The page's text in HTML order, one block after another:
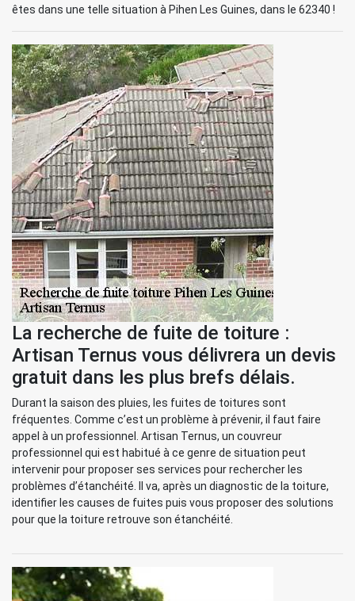
êtes dans une telle situation à Pihen Les Guines, dans le 62340 !
La recherche de fuite de toiture :
Artisan Ternus vous délivrera un devis
gratuit dans les plus brefs délais.
Durant la saison des pluies, les fuites de toitures sont
fréquentes. Comme c’est un problème à prévenir, il faut faire
appel à un professionnel. Artisan Ternus, un couvreur
professionnel qui est habitué à ce genre de situation peut
intervenir pour proposer ses services pour rechercher les
problèmes d’étanchéité. Il va, après un diagnostic de la toiture,
identifier les causes de fuites puis vous proposer des solutions
pour que la toiture retrouve son étanchéité.